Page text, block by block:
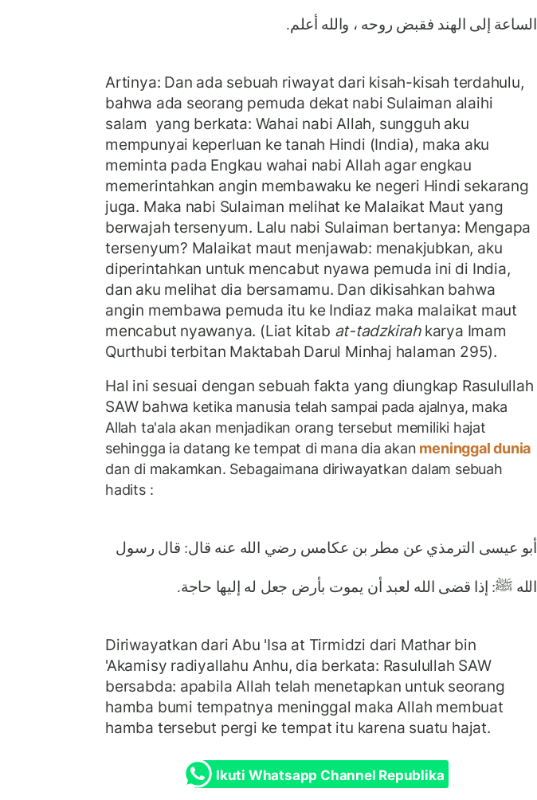
الساعة إلى الهند فقبض روحه ، والله أعلم.
Artinya: Dan ada sebuah riwayat dari kisah-kisah terdahulu,
bahwa ada seorang pemuda dekat nabi Sulaiman alaihi
salam yang berkata: Wahai nabi Allah, sungguh aku
mempunyai keperluan ke tanah Hindi (India), maka aku
meminta pada Engkau wahai nabi Allah agar engkau
memerintahkan angin membawaku ke negeri Hindi sekarang
juga. Maka nabi Sulaiman melihat ke Malaikat Maut yang
berwajah tersenyum. Lalu nabi Sulaiman bertanya: Mengapa
tersenyum? Malaikat maut menjawab: menakjubkan, aku
diperintahkan untuk mencabut nyawa pemuda ini di India,
dan aku melihat dia bersamamu. Dan dikisahkan bahwa
angin membawa pemuda itu ke Indiaz maka malaikat maut
mencabut nyawanya. (Liat kitab at-tadzkirahkarya Imam
Qurthubi terbitan Maktabah Darul Minhaj halaman 295).
Hal ini sesuai dengan sebuah fakta yang diungkap Rasulullah
SAW bahwa ketika manusia telah sampai pada ajalnya, maka
Allah ta'ala akan menjadikan orang tersebut memiliki hajat
sehingga ia datang ke tempat di mana dia akan meninggal dunia
dan di makamkan. Sebagaimana diriwayatkan dalam sebuah
hadits :
أبو عيسى الترمذي عن مطر بن عكامس رضي الله عنه قال: قال رسول
الله ﷺ: إذا قضى الله لعبد أن يموت بأرض جعل له إليها حاجة.
Diriwayatkan dari Abu 'Isa at Tirmidzi dari Mathar bin
'Akamisy radiyallahu Anhu, dia berkata: Rasulullah SAW
bersabda: apabila Allah telah menetapkan untuk seorang
hamba bumi tempatnya meninggal maka Allah membuat
hamba tersebut pergi ke tempat itu karena suatu hajat.
Ikuti Whatsapp Channel Republika